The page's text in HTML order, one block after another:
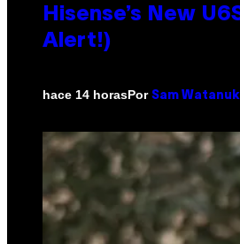
Hisense’s New
Alert!)
hace 14 horasPor Sam